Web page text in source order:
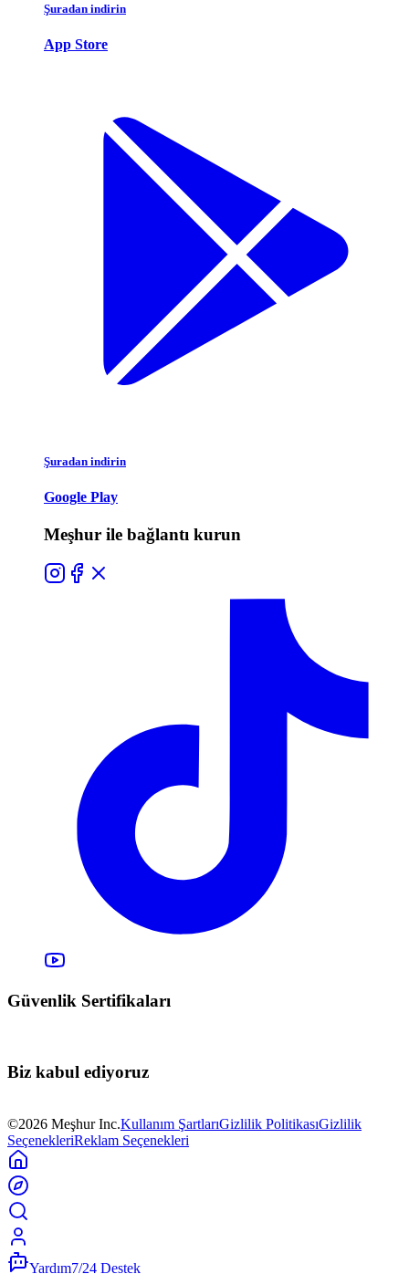
Şuradan indirin
App Store
Şuradan indirin
Google Play
Meşhur ile bağlantı kurun
Güvenlik Sertifikaları
Biz kabul ediyoruz
©2026 Meşhur Inc.Kullanım ŞartlarıGizlilik PolitikasıGizlilik
SeçenekleriReklam Seçenekleri
Yardım7/24 Destek